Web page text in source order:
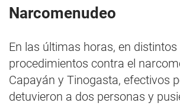
Narcomenudeo
En las últimas horas, en distintos
procedimientos contra el
Capayán y Tinogasta, efectivos
detuvieron a dos personas y